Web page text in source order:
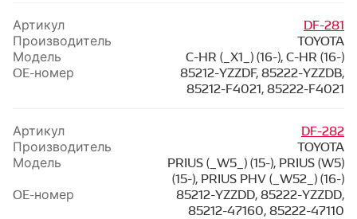
Артикул
DF-281
Производитель
TOYOTA
Модель
C-HR (_X1_) (16-), C-HR (16-)
OE-номер
85212-YZZDF, 85222-YZZDB,
85212-F4021, 85222-F4021
Артикул
DF-282
Производитель
TOYOTA
Модель
PRIUS (_W5_) (15-), PRIUS (W5)
(15-), PRIUS PHV (_W52_) (16-)
OE-номер
85212-YZZDD, 85222-YZZDD,
85212-47160, 85222-47110